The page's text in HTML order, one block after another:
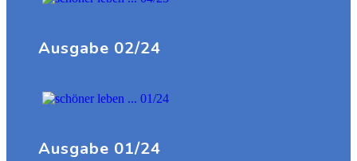
Ausgabe 02/24
Ausgabe 01/24